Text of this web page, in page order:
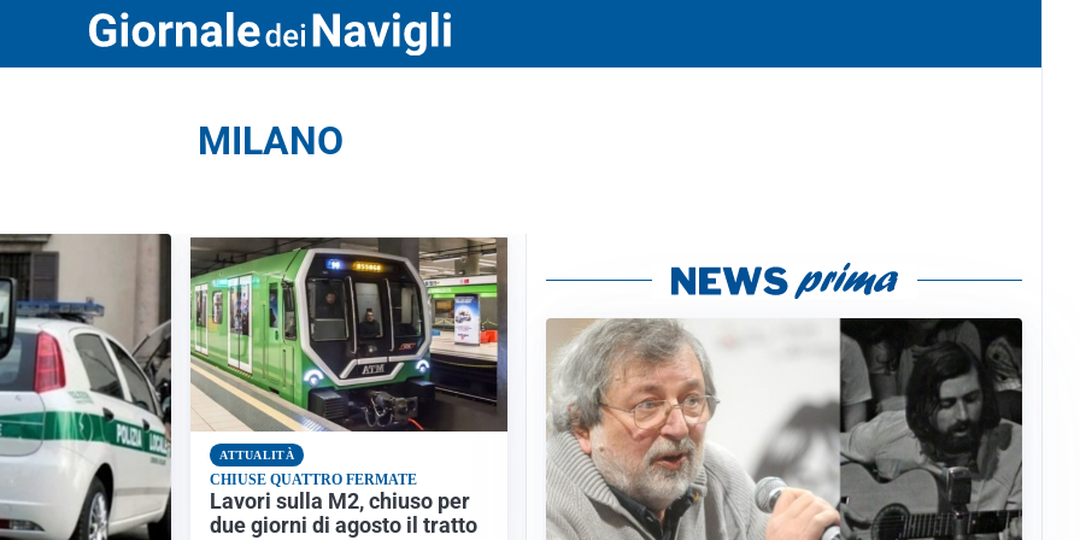
MILANO
ATTUALITÀ
CHIUSE QUATTRO FERMATE
Lavori sulla M2, chiuso per
due giorni di agosto il tratto